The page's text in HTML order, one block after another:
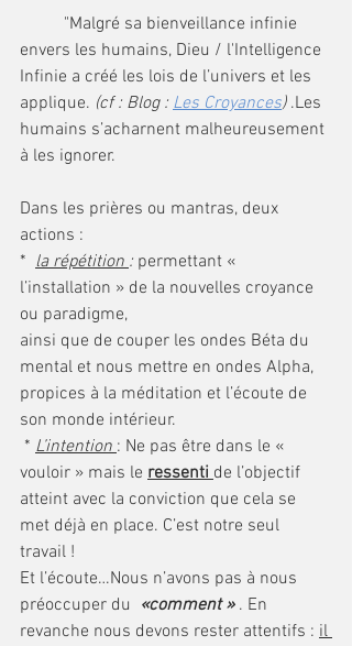
envers les humains, Dieu / l'Intelligence
Infinie a créé les lois de l’univers et les
applique. (cf : Blog : Les Croyances) .Les
humains s’acharnent malheureusement
à les ignorer.
Dans les prières ou mantras, deux
actions :
* la répétition : permettant «
l’installation » de la nouvelles croyance
ou paradigme,
ainsi que de couper les ondes Béta du
mental et nous mettre en ondes Alpha,
propices à la méditation et l’écoute de
son monde intérieur.
* L’intention : Ne pas être dans le «
vouloir » mais le ressenti de l’objectif
atteint avec la conviction que cela se
met déjà en place. C’est notre seul
travail !
Et l’écoute…Nous n’avons pas à nous
préoccuper du «comment » . En
revanche nous devons rester attentifs : il